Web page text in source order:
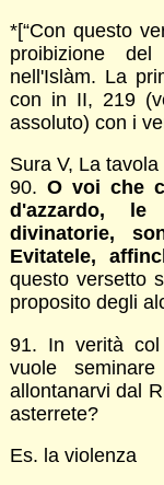
*[“Con questo
proibizione
nell'Islàm. La
con in II, 219
assoluto) con i
Sura V, La
90.O voi che
d'azzardo,
divinatorie,
Evitatele,
questo versetto
proposito degli
91. In verità
vuole
allontanarvi dal
asterrete?
Es. la violenza